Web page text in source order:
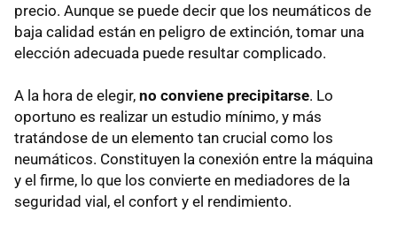
precio. Aunque se puede decir que los neumáticos de
baja calidad están en peligro de extinción, tomar una
elección adecuada puede resultar complicado.
A la hora de elegir, no conviene precipitarse. Lo
oportuno es realizar un estudio mínimo, y más
tratándose de un elemento tan crucial como los
neumáticos. Constituyen la conexión entre la máquina
y el firme, lo que los convierte en mediadores de la
seguridad vial, el confort y el rendimiento.